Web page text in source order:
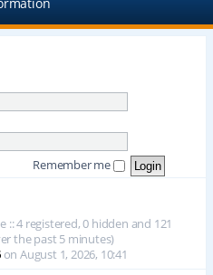
Remember me
:: 4 registered, 0 hidden and 121
the past 5 minutes)
on August 1, 2026, 10:41